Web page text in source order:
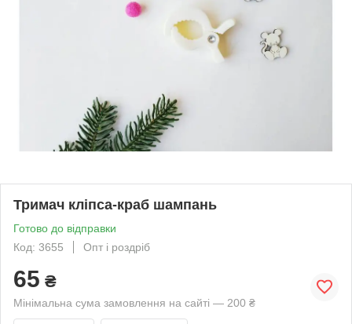
Тримач кліпса-краб шампань
Готово до відправки
Код: 3655
Опт і роздріб
65 ₴
Мінімальна сума замовлення на сайті — 200 ₴